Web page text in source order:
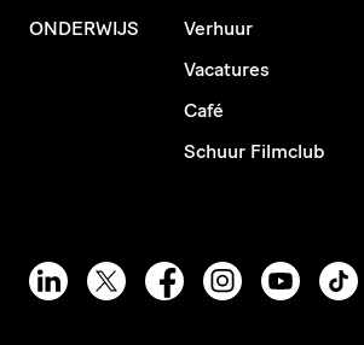
ONDERWIJS
Verhuur
Vacatures
Café
Schuur Filmclub